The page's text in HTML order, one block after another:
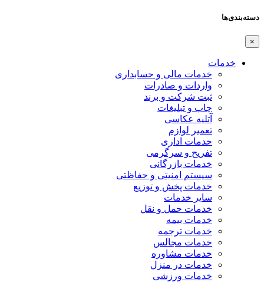
دسته‌بندی‌ها
×
خدمات
خدمات مالی و حسابداری
واردات و صادرات
ثبت شرکت و برند
چاپ و تبلیغات
آتلیه عکاسی
تعمیر لوازم
خدمات اداری
تفریح و سرگرمی
خدمات بازرگانی
سیستم امنیتی و حفاظتی
خدمات پخش و توزیع
سایر خدمات
خدمات حمل و نقل
خدمات بیمه
خدمات ترجمه
خدمات مجالس
خدمات مشاوره
خدمات در منزل
خدمات ورزشی